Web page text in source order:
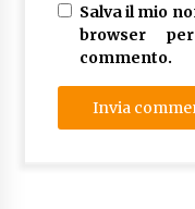
Salva il mio
browser
commento.